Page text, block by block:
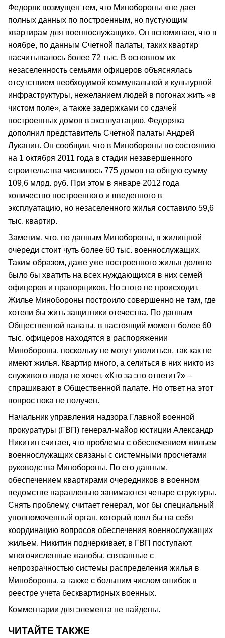
Федоряк возмущен тем, что Минобороны «не дает
полных данных по построенным, но пустующим
квартирам для военнослужащих». Он вспоминает, что в
ноябре, по данным Счетной палаты, таких квартир
насчитывалось более 72 тыс. В основном их
незаселенность семьями офицеров объяснялась
отсутствием необходимой коммунальной и культурной
инфраструктуры, нежеланием людей в погонах жить «в
чистом поле», а также задержками со сдачей
построенных домов в эксплуатацию. Федоряка
дополнил представитель Счетной палаты Андрей
Луканин. Он сообщил, что в Минобороны по состоянию
на 1 октября 2011 года в стадии незавершенного
строительства числилось 775 домов на общую сумму
109,6 млрд. руб. При этом в январе 2012 года
количество построенного и введенного в
эксплуатацию, но незаселенного жилья составило 59,6
тыс. квартир.
Заметим, что, по данным Минобороны, в жилищной
очереди стоит чуть более 60 тыс. военнослужащих.
Таким образом, даже уже построенного жилья должно
было бы хватить на всех нуждающихся в них семей
офицеров и прапорщиков. Но этого не происходит.
Жилье Минобороны построило совершенно не там, где
хотели бы жить защитники отечества. По данным
Общественной палаты, в настоящий момент более 60
тыс. офицеров находятся в распоряжении
Минобороны, поскольку не могут уволиться, так как не
имеют жилья. Квартир много, а селиться в них никто из
служивого люда не хочет. «Кто за это ответит?» –
спрашивают в Общественной палате. Но ответ на этот
вопрос пока не получен.
Начальник управления надзора Главной военной
прокуратуры (ГВП) генерал-майор юстиции Александр
Никитин считает, что проблемы с обеспечением жильем
военнослужащих связаны с системными просчетами
руководства Минобороны. По его данным,
обеспечением квартирами очередников в военном
ведомстве параллельно занимаются четыре структуры.
Снять проблему, считает генерал, мог бы специальный
уполномоченный орган, который взял бы на себя
координацию вопросов обеспечения военнослужащих
жильем. Никитин подчеркивает, в ГВП поступают
многочисленные жалобы, связанные с
непрозрачностью системы распределения жилья в
Минобороны, а также с большим числом ошибок в
реестре учета бесквартирных военных.
Комментарии для элемента не найдены.
ЧИТАЙТЕ ТАКЖЕ